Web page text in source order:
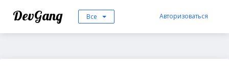
DevGang Все Авторизоваться